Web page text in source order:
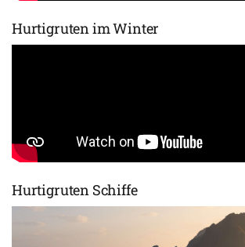
Hurtigruten im Winter
Hurtigruten Schiffe